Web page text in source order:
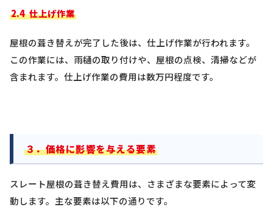
2.4仕上げ作業
屋根の葺き替えが完了した後は、仕上げ作業が行われます。
この作業には、雨樋の取り付けや、屋根の点検、清掃などが
含まれます。仕上げ作業の費用は数万円程度です。
３．価格に影響を与える要素
スレート屋根の葺き替え費用は、さまざまな要素によって変
動します。主な要素は以下の通りです。